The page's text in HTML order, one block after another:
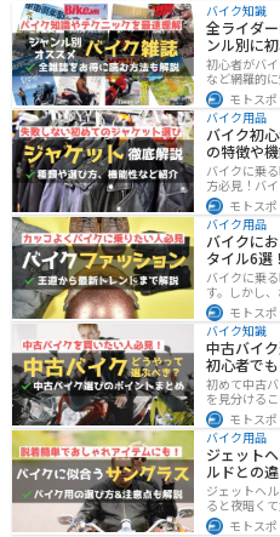
バイク知識
全ライダ
ンル別に
解説
初心者がバ
など網羅的
イターがし
とめられて
イク雑誌を
ました。サ
得に読むこ
モトス
バイク用品
バイク初
の特徴や
バイクに乗
方必見！バ
い、バイク
さ・機能性
す。この記
者が知って
モトス
バイク用品
バイクに
タイル6選
バイクに乗
す。しかし
ないですよ
歩きたいも
め、王道か
ファッショ
モトス
バイク知識
中古バイ
初心者で
初めて中古
を見分ける
の初心者で
バイクの良
す！正しい
できるよう
モトス
バイク用品
ジェット
ルドとの
ジェットヘ
ると夜暗く
グラスです
モトス